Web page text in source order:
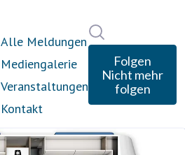
Alle Meldungen
Mediengalerie
Veranstaltungen
Kontakt
Folgen
Nicht mehr
folgen